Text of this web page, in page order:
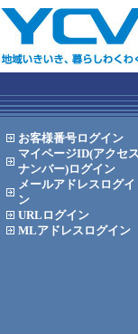
お客様番号ログイン
マイページID(アクセス
ナンバー)ログイン
メールアドレス ログイ
ン
URL ログイン
MLアドレス ログイン